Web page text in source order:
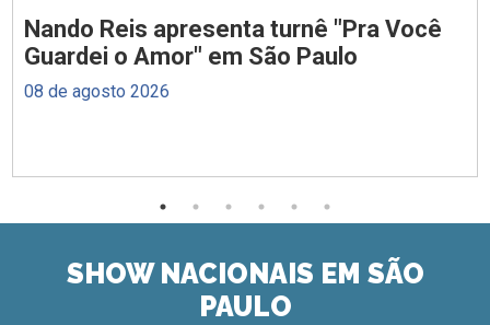
Nando Reis apresenta turnê "Pra Você
Guardei o Amor" em São Paulo
08 de agosto 2026
SHOW NACIONAIS EM SÃO
PAULO